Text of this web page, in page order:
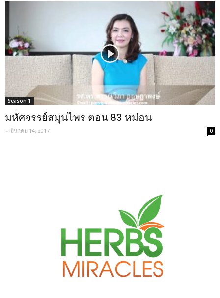
Season 1
มหัศจรรย์สมุนไพร ตอน 83 หม่อน
- มีนาคม 14, 2017 0